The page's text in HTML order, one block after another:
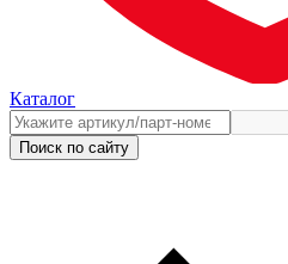
Каталог
Поиск по сайту